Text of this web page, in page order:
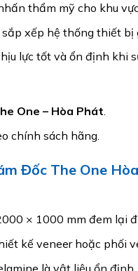
thẩm mỹ cho khu
xếp hệ thống thiết bị
lực tốt và ổn định khi
One – Hòa Phát.
chính sách hãng.
Đốc The One
× 1000 mm đem lại
kế veneer hoặc phối
là vật liệu ổn